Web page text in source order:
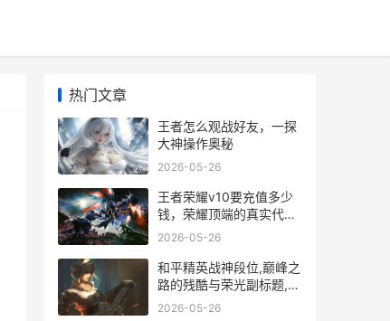
热门文章
王者怎么观战好友，一探
大神操作奥秘
2026-05-26
王者荣耀v10要充值多少
钱，荣耀顶端的真实代
价，副标题，一位资深玩
2026-05-26
和平精英战神段位,巅峰之
路的残酷与荣光副标题,从
热血到沉淀的终极试炼
2026-05-26